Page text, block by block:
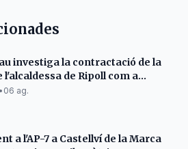
investiga la contractació de la
l'alcaldessa de Ripoll com a
• 06 ag.
a l'AP-7 a Castellví de la Marca